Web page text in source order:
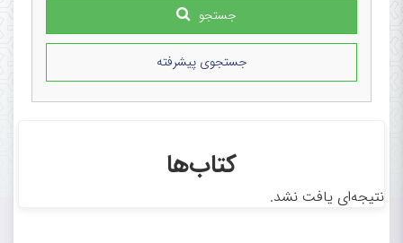
جستجو
جستجوی پیشرفته
کتاب‌ها
نتیجه‌ای یافت نشد.